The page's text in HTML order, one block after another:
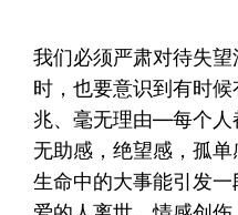
我们必须严肃对待失
时，也要意识到有时
兆、毫无理由—每个人
无助感，绝望感，孤单
生命中的大事能引发